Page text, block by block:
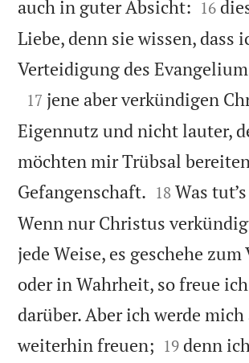
auch in guter Absicht: 

16
Liebe, denn sie wissen, dass
Verteidigung des

17 jene aber verkündigen
Eigennutz und nicht lauter,
möchten mir Trübsal
Gefangenschaft. 

18 Was
Wenn nur Christus
jede Weise, es geschehe zum
oder in Wahrheit, so freue
darüber. Aber ich werde mich
weiterhin freuen; 

19 denn